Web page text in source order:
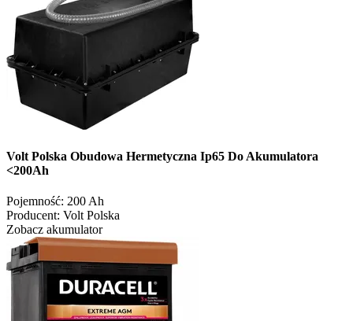
Volt Polska Obudowa Hermetyczna Ip65 Do Akumulatora
<200Ah
Pojemność: 200 Ah
Producent: Volt Polska
Zobacz akumulator